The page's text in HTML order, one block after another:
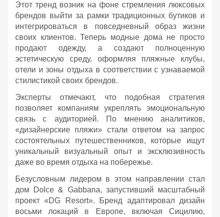
Этот тренд возник на фоне стремления люксовых
брендов выйти за рамки традиционных бутиков и
интегрироваться в повседневный образ жизни
своих клиентов. Теперь модные дома не просто
продают одежду, а создают полноценную
эстетическую среду, оформляя пляжные клубы,
отели и зоны отдыха в соответствии с узнаваемой
стилистикой своих брендов.
Эксперты отмечают, что подобная стратегия
позволяет компаниям укреплять эмоциональную
связь с аудиторией. По мнению аналитиков,
«дизайнерские пляжи» стали ответом на запрос
состоятельных путешественников, которые ищут
уникальный визуальный опыт и эксклюзивность
даже во время отдыха на побережье.
Безусловным лидером в этом направлении стал
дом Dolce & Gabbana, запустивший масштабный
проект «DG Resort». Бренд адаптировал дизайн
восьми локаций в Европе, включая Сицилию,